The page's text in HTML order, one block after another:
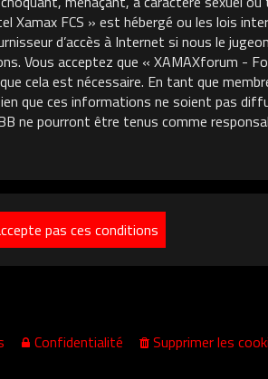
FCS » est hébergé ou les lois
d’accès à Internet si nous le
Vous acceptez que « XAMAXforum -
cela est nécessaire. En tant que
que ces informations ne soient pas
ne pourront être tenus comme
Supprimer les
Confidentialité